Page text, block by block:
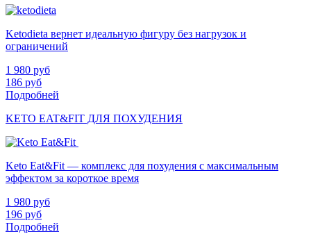
Ketodieta вернет идеальную фигуру без нагрузок и
ограничений
1 980 руб
186 руб
Подробней
KETO EAT&FIT ДЛЯ ПОХУДЕНИЯ
Keto Eat&Fit — комплекс для похудения с максимальным
эффектом за короткое время
1 980 руб
196 руб
Подробней